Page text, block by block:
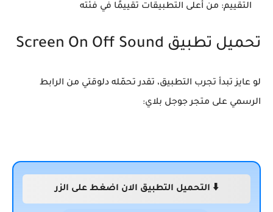
التقييم: من أعلى التطبيقات تقييمًا في فئته
تحميل تطبيق Screen On Off Sound
لو عايز تبدأ تجرب التطبيق، تقدر تحمّله دلوقتي من الرابط
الرسمي على متجر جوجل بلاي:
⬇️ التحميل التطبيق الان اضغط على الزر